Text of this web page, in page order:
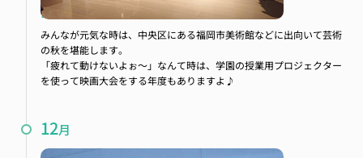
芸術鑑賞会
みんなが元気な時は、中央区にある福岡市美術館などに出向いて芸術
の秋を堪能します。
「疲れて動けないよぉ～」なんて時は、学園の授業用プロジェクター
を使って映画大会をする年度もありますよ♪
12月